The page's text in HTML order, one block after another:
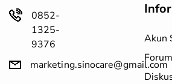
0852-
1325-
9376
marketing.sinocare@gmail.com
Akun
Forum